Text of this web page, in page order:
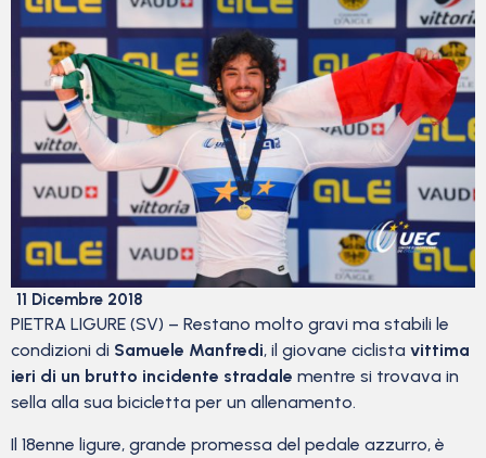
11 Dicembre 2018
PIETRA LIGURE (SV) – Restano molto gravi ma stabili le
condizioni di Samuele Manfredi, il giovane ciclista vittima
ieri di un brutto incidente stradale mentre si trovava in
sella alla sua bicicletta per un allenamento.
Il 18enne ligure, grande promessa del pedale azzurro, è